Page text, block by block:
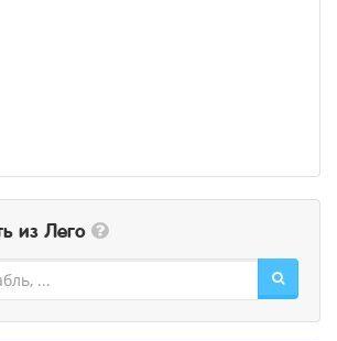
из Лего